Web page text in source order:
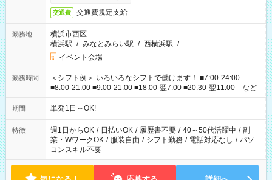
交通費 交通費規定支給
勤務地
横浜市西区
横浜駅 / みなとみらい駅 / 西横浜駅 / …
イベント会場
勤務時間
＜シフト例＞ いろいろなシフトで働けます！ ■7:00-24:00
■8:00-21:00 ■9:00-21:00 ■18:00-翌7:00 ■20:30-翌11:00 など
期間 単発1日～OK!
特徴 週1日からOK / 日払いOK / 履歴書不要 / 40～50代活躍中 / 副
業・WワークOK / 服装自由 / シフト勤務 / 電話対応なし / パソ
コンスキル不要